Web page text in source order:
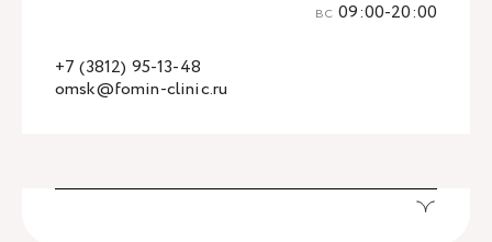
omsk@fomin-clinic.ru
+7 (3812) 95-13-48
вс 09:00-20:00